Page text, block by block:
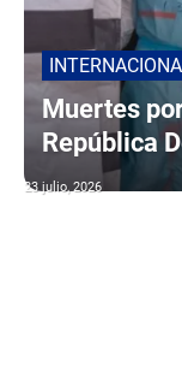
Muertes
República
23 julio, 2026